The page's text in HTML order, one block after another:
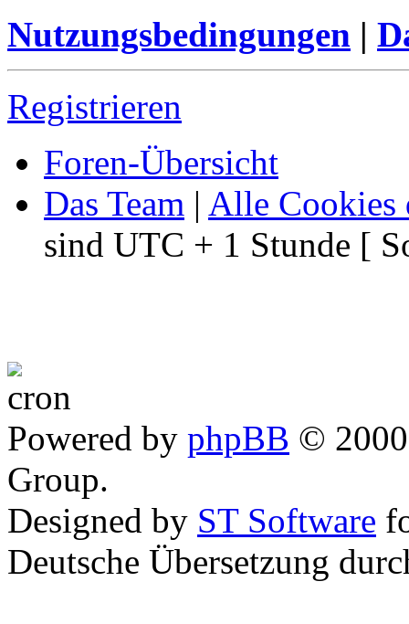
Nutzungsbedingungen |
Registrieren
Foren-Übersicht
Das Team | Alle Cookies
sind UTC + 1 Stunde [
Powered by phpBB ©
Group.
Designed by ST Software
Deutsche Übersetzung